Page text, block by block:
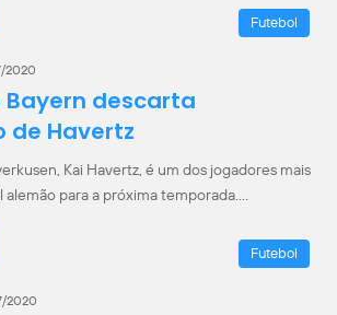
Futebol
2020
Bayern descarta
Havertz
Kai Havertz, é um dos jogadores mais
para a próxima temporada.…
Futebol
2020